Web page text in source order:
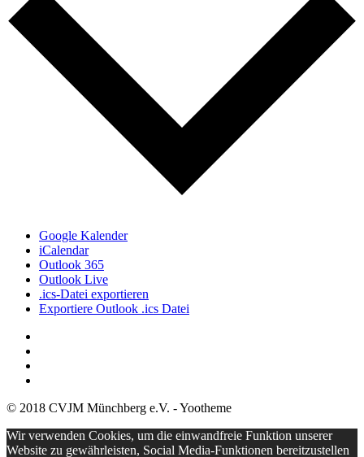
Google Kalender
iCalendar
Outlook 365
Outlook Live
.ics-Datei exportieren
Exportiere Outlook .ics Datei
© 2018 CVJM Münchberg e.V. - Yootheme
Wir verwenden Cookies, um die einwandfreie Funktion unserer
Website zu gewährleisten, Social Media-Funktionen bereitzustellen